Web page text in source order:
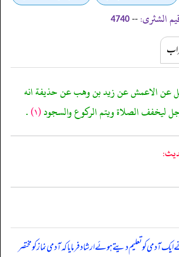
الشثری: --
4740
عن الاعمش عن زيد بن وهب عن حذيفة انه
ليخفف الصلاة ويتم الركوع والسجود(١) .
آدمی کو تعلیم دیتے ہوئے ارشاد فرمایا کہ آدمی نماز کو مختصر